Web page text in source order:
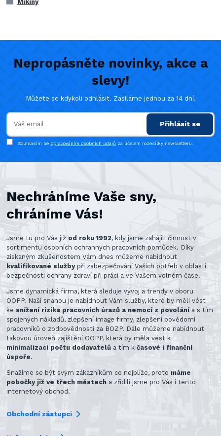
Mikiny
Nepropásněte novinky, akce a
slevy!
Můžete se kdykoli odhlásit. Zasíláme jednou za 14 dní.
Přihlásit se
Souhlasím se zpracováním osobních údajů za účelem rozesílky newsletteru.
Nechráníme Vaše sny,
chráníme Vás!
Jsme tu pro Vás již od roku 1992, kdy jsme zahájili činnost v
sortimentu osobních ochranných pracovních pomůcek. Díky
získaným zkušenostem Vám dnes můžeme nabídnout
kvalifikované službypři zabezpečování Vašich potřeb v oblasti
bezpečnosti ochrany zdraví při práci a ve Vašem volném čase.
Jsme dynamická firma, která sleduje vývoj a trendy v oboru
OOPP. Naší snahou je nabídnout Vám služby, které by měli vést
ke snížení rizika pracovních úrazů a nemocí z povolání a s tím
spojených nákladů, zlepšení image firmy, zlepšení povědomí
pracovníků o zodpovědnosti za BOZP. Dále můžeme nabídnout
takovou úroveň zajištění OOPP, která by měla vést k
minimalizaci počtu dodavatelů a tím kčasové i finanční
úspoře.
Snažíme se být svým zákazníkům co nejblíže, proto máme
pobočky již ve třech městech a zřídili jsme pro Vás i tento
internetový obchod.
Obchodní zástupci